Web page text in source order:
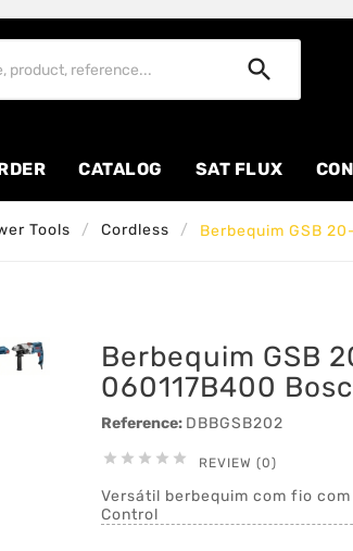

CATALOG SAT FLUX
Tools Cordless Berbequim GSB
Berbequim GSB
060117B400
Reference: DBBGSB202
     REVIEW (0)
Versátil berbequim com fio
Control